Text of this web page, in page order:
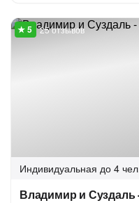
25 отзывов
Индивидуальная до 4
Владимир и Суздаль